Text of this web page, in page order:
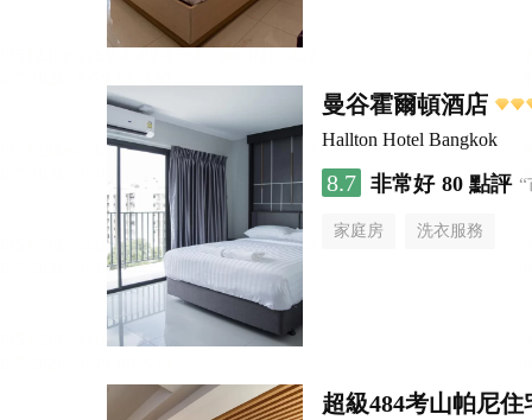
曼谷霍爾頓酒店
Hallton Hotel Bangkok
8.7 非常好 80 點評
家庭房 洗衣服務
超級484考山帕尼住